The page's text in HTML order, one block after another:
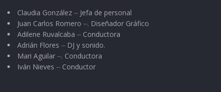
Claudia González ⏤ Jefa de personal
Juan Carlos Romero ⏤. Diseñador Gráfico
Adilene Ruvalcaba ⏤ Conductora
Adrián Flores ⏤ DJ y sonido.
Mari Aguilar ⏤. Conductora
Iván Nieves ⏤ Conductor